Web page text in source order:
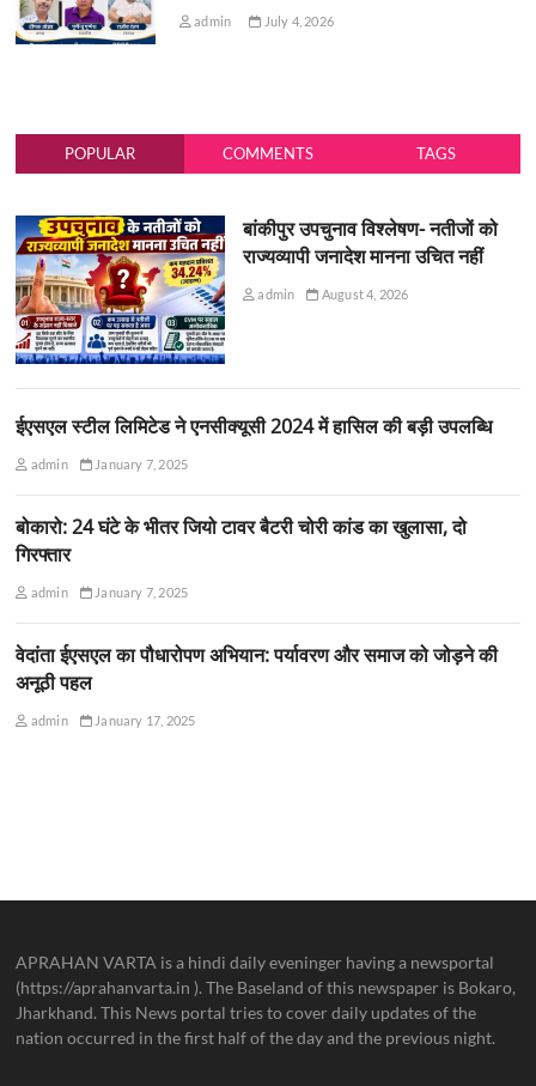
admin July 4, 2026
POPULAR COMMENTS TAGS
बांकीपुर उपचुनाव विश्लेषण- नतीजों को
राज्यव्यापी जनादेश मानना उचित नहीं
admin August 4, 2026
ईएसएल स्टील लिमिटेड ने एनसीक्यूसी 2024 में हासिल की बड़ी उपलब्धि
admin January 7, 2025
बोकारो: 24 घंटे के भीतर जियो टावर बैटरी चोरी कांड का खुलासा, दो
गिरफ्तार
admin January 7, 2025
वेदांता ईएसएल का पौधारोपण अभियान: पर्यावरण और समाज को जोड़ने की
अनूठी पहल
admin January 17, 2025
APRAHAN VARTA is a hindi daily eveninger having a newsportal
(https://aprahanvarta.in ). The Baseland of this newspaper is Bokaro,
Jharkhand. This News portal tries to cover daily updates of the
nation occurred in the first half of the day and the previous night.